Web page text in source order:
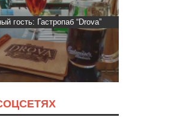
гость: Гастропаб “Drova”